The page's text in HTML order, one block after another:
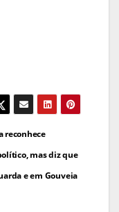
reconhece
mas diz que
e em Gouveia